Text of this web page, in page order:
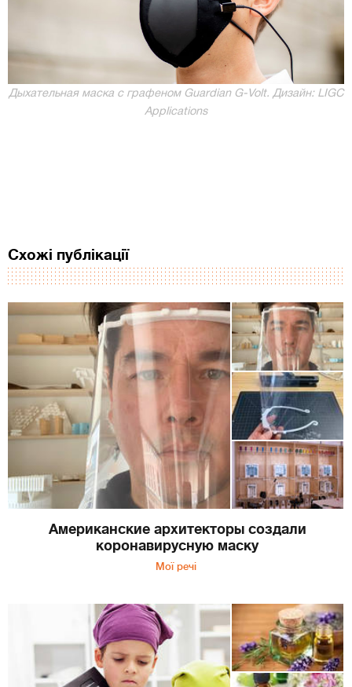
Дыхательная маска с графеном Guardian G-Volt. Дизайн: LIGC
Applications
Схожі публікації
Американские архитекторы создали
коронавирусную маску
Мої речі